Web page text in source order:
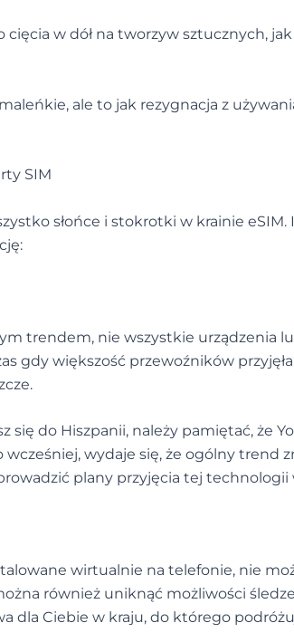
cięcia w dół na tworzyw sztucznych,
ale to jak rezygnacja z
SIM
słońce i stokrotki w krainie
trendem, nie wszystkie urządzenia
gdy większość przewoźników
się do Hiszpanii, należy pamiętać, że
wydaje się, że ogólny trend
plany przyjęcia tej technologii
wirtualnie na telefonie, nie
również uniknąć możliwości
dla Ciebie w kraju, do którego